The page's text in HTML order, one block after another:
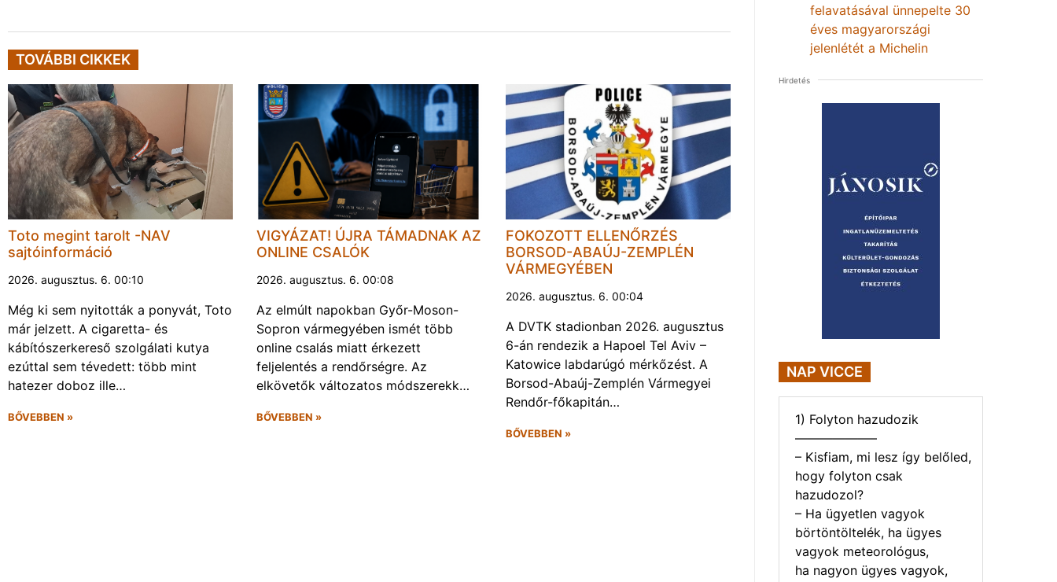
TOVÁBBI CIKKEK
Toto megint tarolt -NAV
sajtóinformáció
2026. augusztus. 6. 00:10
Még ki sem nyitották a ponyvát, Toto
már jelzett. A cigaretta- és
kábítószerkereső szolgálati kutya
ezúttal sem tévedett: több mint
hatezer doboz ille…
BŐVEBBEN »
VIGYÁZAT! ÚJRA TÁMADNAK AZ
ONLINE CSALÓK
2026. augusztus. 6. 00:08
Az elmúlt napokban Győr-Moson-
Sopron vármegyében ismét több
online csalás miatt érkezett
feljelentés a rendőrségre. Az
elkövetők változatos módszerekk…
BŐVEBBEN »
FOKOZOTT ELLENŐRZÉS
BORSOD-ABAÚJ-ZEMPLÉN
VÁRMEGYÉBEN
2026. augusztus. 6. 00:04
A DVTK stadionban 2026. augusztus
6-án rendezik a Hapoel Tel Aviv –
Katowice labdarúgó mérkőzést. A
Borsod-Abaúj-Zemplén Vármegyei
Rendőr-főkapitán…
BŐVEBBEN »
felavatásával ünnepelte 30
éves magyarországi
jelenlétét a Michelin
Hirdetés
NAP VICCE
1) Folyton hazudozik
——————–
– Kisfiam, mi lesz így belőled,
hogy folyton csak
hazudozol?
– Ha ügyetlen vagyok
börtöntöltelék, ha ügyes
vagyok meteorológus,
ha nagyon ügyes vagyok,